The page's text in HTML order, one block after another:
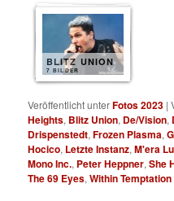
BLITZ UNION
7 BILDER
Veröffentlicht unterFotos 2023 |
Heights, Blitz Union, De/Vision,
Drispenstedt,Frozen Plasma,
Hocico, Letzte Instanz,M'era
Mono Inc., Peter Heppner,She
The 69 Eyes,Within Temptation